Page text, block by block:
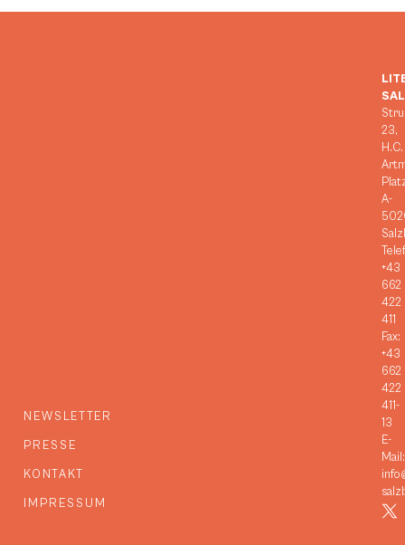
NEWSLETTER
PRESSE
KONTAKT
IMPRESSUM
23,
H.C.
A-
+43
662
422
411
Fax:
+43
662
422
411-
13
E-
Mail: